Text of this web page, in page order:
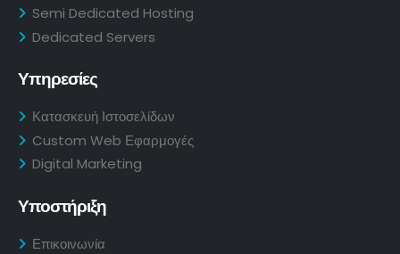
Semi Dedicated Hosting
Dedicated Servers
Υπηρεσίες
Κατασκευή Ιστοσελίδων
Custom Web Εφαρμογές
Digital Marketing
Υποστήριξη
Επικοινωνία